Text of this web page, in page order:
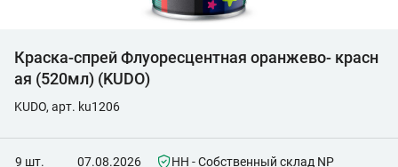
Краска-спрей Флуоресцентная оранжево- красн
ая (520мл) (KUDO)
KUDO, арт. ku1206
9 шт. 07.08.2026 НН - Собственный склад NP